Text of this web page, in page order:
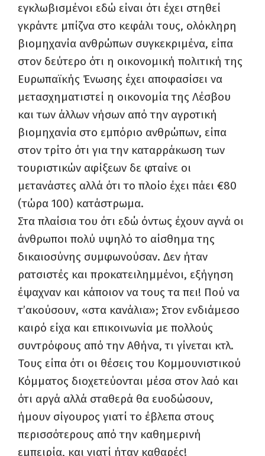
εγκλωβισμένοι εδώ είναι ότι έχει στηθεί
γκράντε μπίζνα στο κεφάλι τους, ολόκληρη
βιομηχανία ανθρώπων συγκεκριμένα, είπα
στον δεύτερο ότι η οικονομική πολιτική της
Ευρωπαϊκής Ένωσης έχει αποφασίσει να
μετασχηματιστεί η οικονομία της Λέσβου
και των άλλων νήσων από την αγροτική
βιομηχανία στο εμπόριο ανθρώπων, είπα
στον τρίτο ότι για την καταρράκωση των
τουριστικών αφίξεων δε φταίνε οι
μετανάστες αλλά ότι το πλοίο έχει πάει €80
(τώρα 100) κατάστρωμα.
Στα πλαίσια του ότι εδώ όντως έχουν αγνά οι
άνθρωποι πολύ υψηλό το αίσθημα της
δικαιοσύνης συμφωνούσαν. Δεν ήταν
ρατσιστές και προκατειλημμένοι, εξήγηση
έψαχναν και κάποιον να τους τα πει! Πού να
τ’ακούσουν, «στα κανάλια»; Στον ενδιάμεσο
καιρό είχα και επικοινωνία με πολλούς
συντρόφους από την Αθήνα, τι γίνεται κτλ.
Τους είπα ότι οι θέσεις του Κομμουνιστικού
Κόμματος διοχετεύονται μέσα στον λαό και
ότι αργά αλλά σταθερά θα ευοδώσουν,
ήμουν σίγουρος γιατί το έβλεπα στους
περισσότερους από την καθημερινή
εμπειρία, και γιατί ήταν καθαρές!